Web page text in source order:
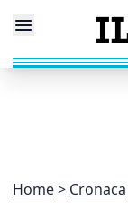
Home Cronaca